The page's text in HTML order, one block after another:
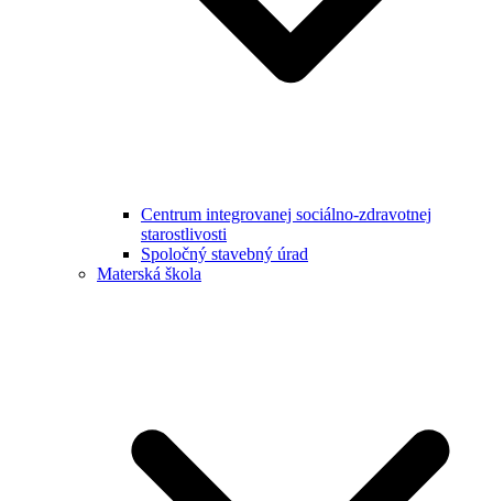
Centrum integrovanej sociálno-zdravotnej
starostlivosti
Spoločný stavebný úrad
Materská škola